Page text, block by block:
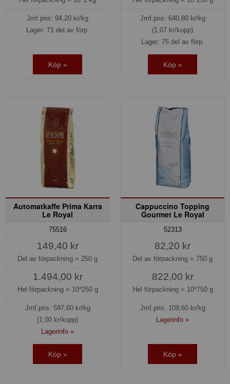
Jmf.pris: 94,20 kr/kg
Lager: 71 del av förp.
Köp »
Jmf.pris: 640,80kr/kg
(1,07 kr/kopp)
Lager: 75 del av förp.
Köp »
Automatkaffe Prima Karra
Le Royal
75516
149,40 kr
Del av förpackning = 250 g
1.494,00 kr
Hel förpackning = 10*250 g
Jmf.pris: 597,60kr/kg
(1,00 kr/kopp)
Lagerinfo »
Köp »
Cappuccino Topping
Gourmet Le Royal
52313
82,20 kr
Del av förpackning = 750 g
822,00 kr
Hel förpackning = 10*750 g
Jmf.pris: 109,60kr/kg
Lagerinfo »
Köp »